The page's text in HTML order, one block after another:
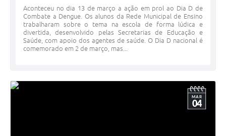
Aconteceu no dia 13 de março a ação em prol ao Dia D de
Combate a Dengue. Os alunos da Rede Municipal de Ensino
trabalharam sobre o tema na escola de forma lúdica e
divertida, desenvolvido pelas Secretarias de Educação e
Saúde, com apoio dos agentes de saúde. O Dia D nacional é
comemorado em 2 de março, mas...
MAR
04